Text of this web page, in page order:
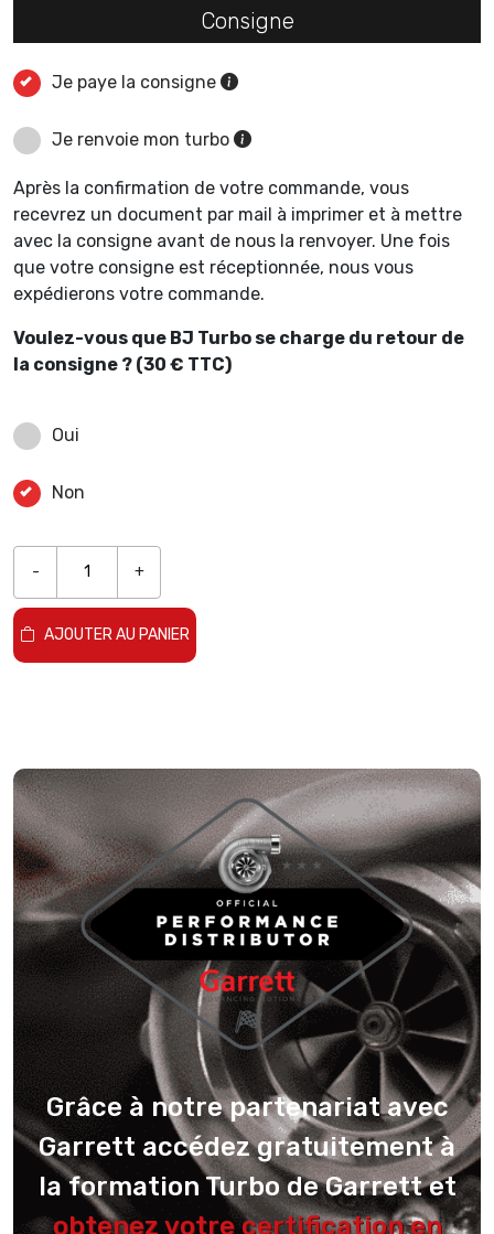
Consigne
Je paye la consigne
Je renvoie mon turbo
Après la confirmation de votre commande, vous
recevrez un document par mail à imprimer et à mettre
avec la consigne avant de nous la renvoyer. Une fois
que votre consigne est réceptionnée, nous vous
expédierons votre commande.
Voulez-vous que BJ Turbo se charge du retour de
la consigne ? (30 € TTC)
Oui
Non
- +
AJOUTER AU PANIER
Grâce à notre partenariat avec
Garrett accédez gratuitement à
la formation Turbo de Garrett et
obtenez votre certification en